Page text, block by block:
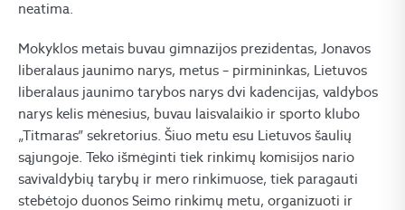
neatima.
Mokyklos metais buvau gimnazijos prezidentas, Jonavos
liberalaus jaunimo narys, metus – pirmininkas, Lietuvos
liberalaus jaunimo tarybos narys dvi kadencijas, valdybos
narys kelis mėnesius, buvau laisvalaikio ir sporto klubo
„Titmaras” sekretorius. Šiuo metu esu Lietuvos šaulių
sąjungoje. Teko išmėginti tiek rinkimų komisijos nario
savivaldybių tarybų ir mero rinkimuose, tiek paragauti
stebėtojo duonos Seimo rinkimų metu, organizuoti ir